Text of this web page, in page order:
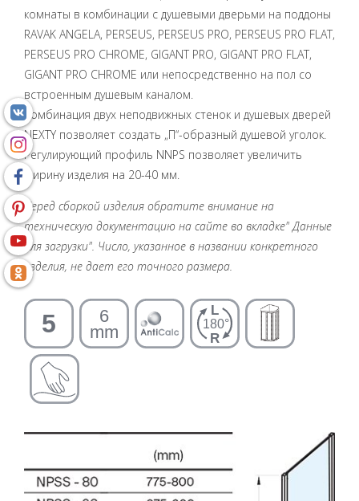
комнаты в комбинации с душевыми дверьми на поддоны
RAVAK ANGELA, PERSEUS, PERSEUS PRO, PERSEUS PRO FLAT,
PERSEUS PRO CHROME, GIGANT PRO, GIGANT PRO FLAT,
GIGANT PRO CHROME или непосредственно на пол со
встроенным душевым каналом.
Комбинация двух неподвижных стенок и душевых дверей
NEXTY позволяет создать „П“-образный душевой уголок.
Регулирующий профиль NNPS позволяет увеличить
ширину изделия на 20-40 мм.
Перед сборкой изделия обратите внимание на
техническую документацию на сайте во вкладке" Данные
для загрузки". Число, указанное в названии конкретного
изделия, не дает его точного размера.